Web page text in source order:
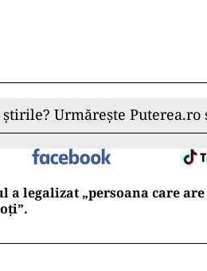
Urmărește Puterea.ro
a legalizat „persoana care